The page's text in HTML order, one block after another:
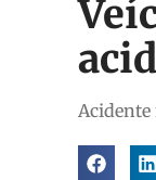
Acidente